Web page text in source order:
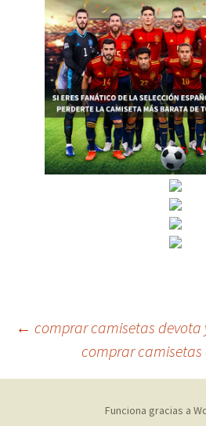
Navegación
de
← comprar camisetas devota
comprar
Funciona gracias a